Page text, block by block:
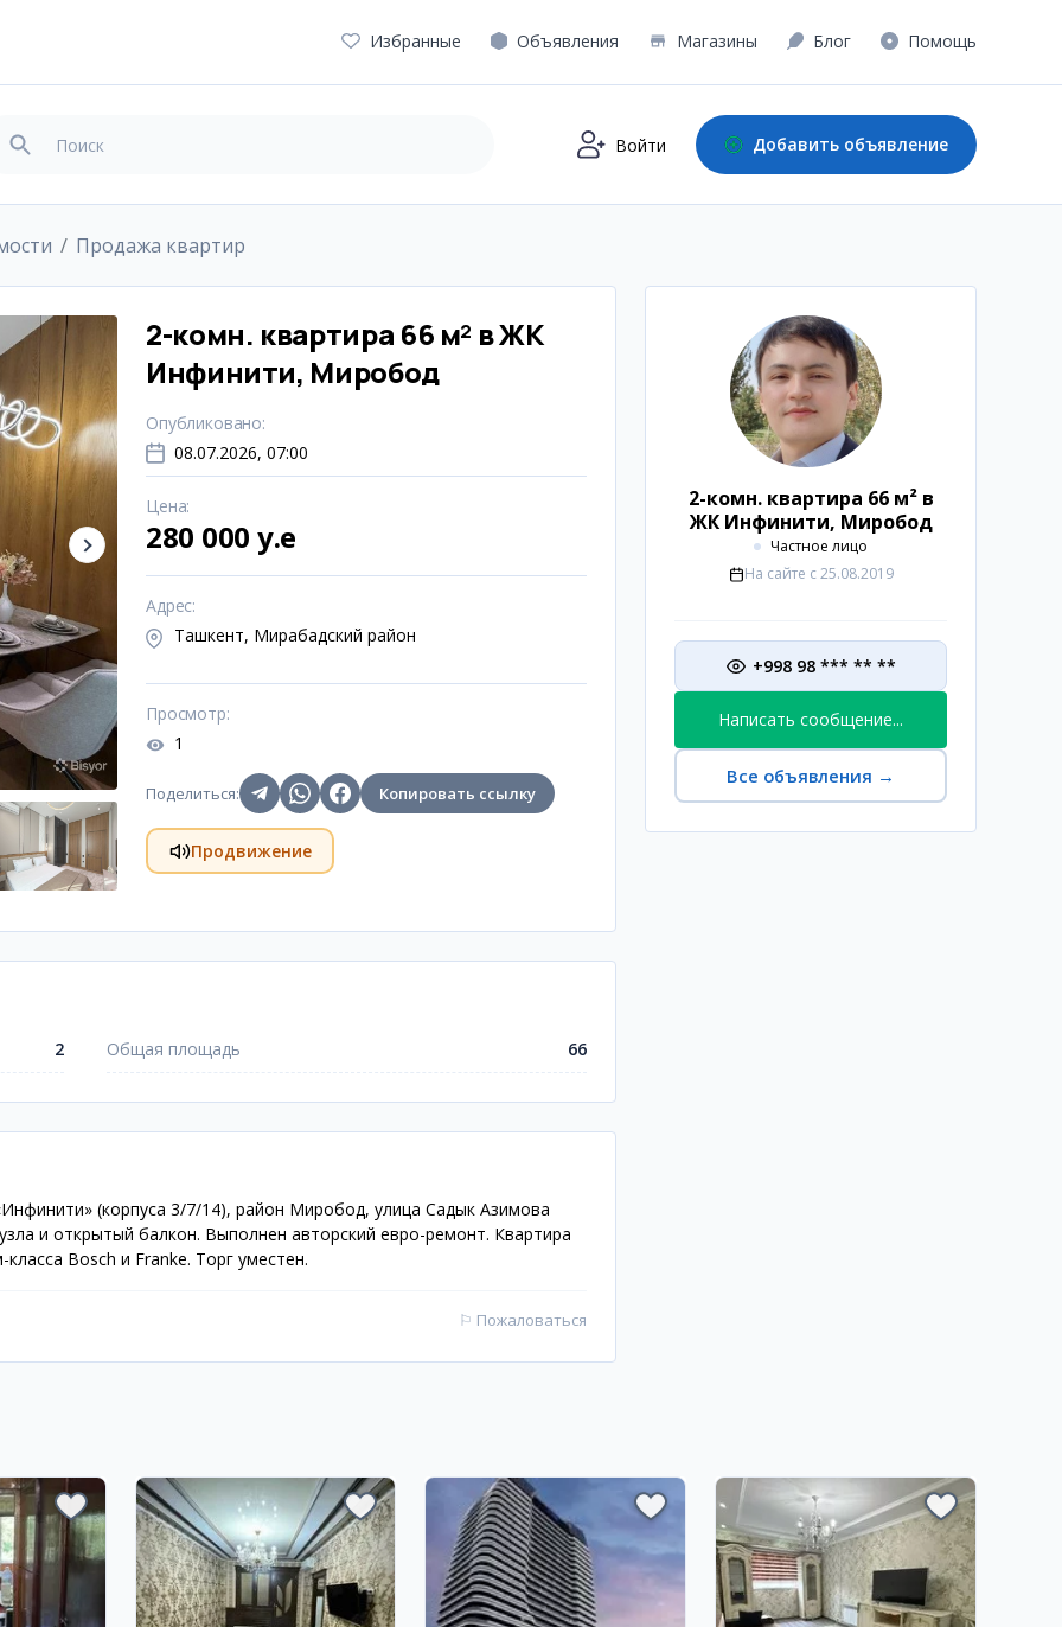
Избранные Объявления Магазины Блог Помощь
Войти Добавить объявление
Продажа квартир
2-комн. квартира 66 м² в ЖК
Инфинити, Миробод
Опубликовано:
08.07.2026, 07:00
Цена:
280 000 y.e
Адрес:
Ташкент, Мирабадский район
Просмотр:
1
Поделиться: Копировать ссылку
Продвижение
2 Общая площадь 66
(корпуса 3/7/14), район Миробод, улица Садык Азимова
и открытый балкон. Выполнен авторский евро-ремонт. Квартира
Bosch и Franke. Торг уместен.
⚐ Пожаловаться
2-комн. квартира 66 м² в
ЖК Инфинити, Миробод
Частное лицо
На сайте с 25.08.2019
+998 98 *** ** **
Написать сообщение...
Все объявления →